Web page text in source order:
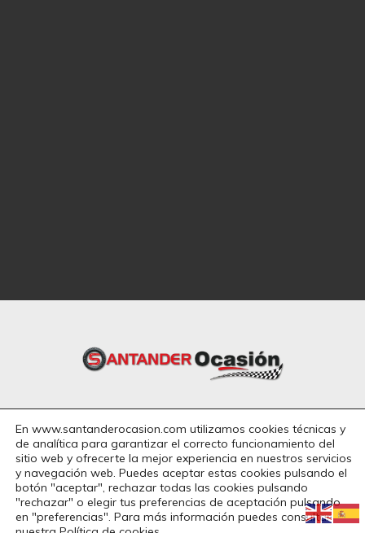
942251 513 • 607 944 405
santanderocasion@hotmail.com
Carretera del aeropuerto, 14
En www.santanderocasion.com utilizamos cookies técnicas y
de analítica para garantizar el correcto funcionamiento del
sitio web y ofrecerte la mejor experiencia en nuestros servicios
y navegación web. Puedes aceptar estas cookies pulsando el
botón "aceptar", rechazar todas las cookies pulsando
"rechazar" o elegir tus preferencias de aceptación pulsando
en "preferencias". Para más información puedes consultar